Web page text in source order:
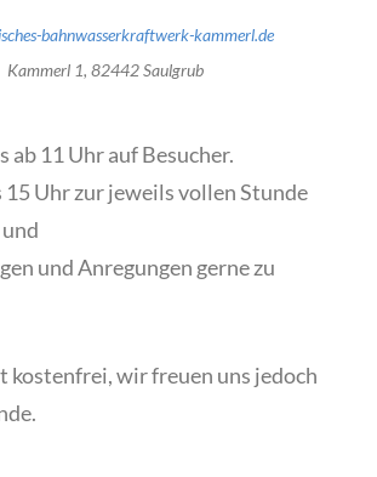
bahnwasserkraftwerk-kammerl.de
Kammerl 1, 82442 Saulgrub
ab 11 Uhr auf Besucher.
Uhr zur jeweils vollen Stunde
und Anregungen gerne zu
wir freuen uns jedoch